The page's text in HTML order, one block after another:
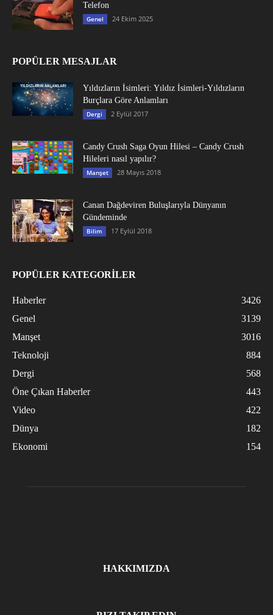
Telefon
Genel 24 Ekim 2025
POPÜLER MESAJLAR
Yıldızların İsimleri: Yıldız İsimleri-Yıldızların
Burçlara Göre Anlamları
Dergi 2 Eylül 2017
Candy Crush Saga Oyun Hilesi – Candy Crush
Hileleri nasıl yapılır?
Manşet 28 Mayıs 2018
Canan Dağdeviren Buluşlarıyla Dünyanın
Gündeminde
Bilim 17 Eylül 2018
POPÜLER KATEGORİLER
Haberler
3426
Genel
3139
Manşet
3016
Teknoloji
884
Dergi
568
Öne Çıkan Haberler
443
Video
422
Dünya
182
Ekonomi
154
HAKKIMIZDA